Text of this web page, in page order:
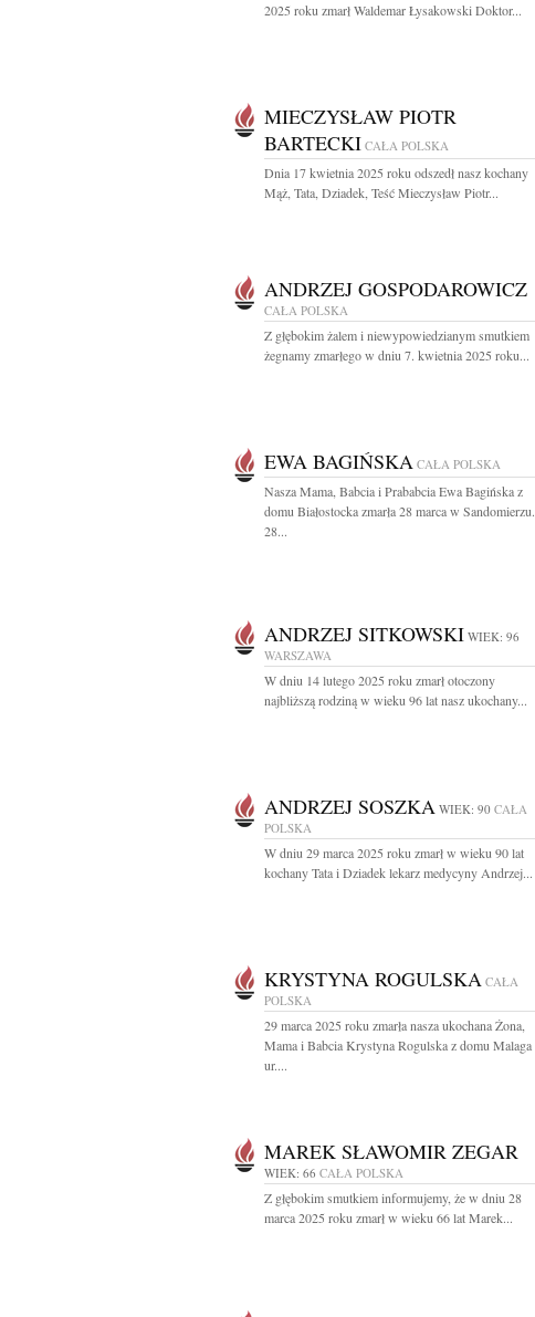
2025 roku zmarł Waldemar Łysakowski Doktor...
MIECZYSŁAW PIOTR
BARTECKI CAŁA POLSKA
Dnia 17 kwietnia 2025 roku odszedł nasz kochany
Mąż, Tata, Dziadek, Teść Mieczysław Piotr...
ANDRZEJ GOSPODAROWICZ
CAŁA POLSKA
Z głębokim żalem i niewypowiedzianym smutkiem
żegnamy zmarłego w dniu 7. kwietnia 2025 roku...
EWA BAGIŃSKA CAŁA POLSKA
Nasza Mama, Babcia i Prababcia Ewa Bagińska z
domu Białostocka zmarła 28 marca w Sandomierzu.
28...
ANDRZEJ SITKOWSKI WIEK: 96
WARSZAWA
W dniu 14 lutego 2025 roku zmarł otoczony
najbliższą rodziną w wieku 96 lat nasz ukochany...
ANDRZEJ SOSZKA WIEK: 90 CAŁA
POLSKA
W dniu 29 marca 2025 roku zmarł w wieku 90 lat
kochany Tata i Dziadek lekarz medycyny Andrzej...
KRYSTYNA ROGULSKA CAŁA
POLSKA
29 marca 2025 roku zmarła nasza ukochana Żona,
Mama i Babcia Krystyna Rogulska z domu Malaga
ur....
MAREK SŁAWOMIR ZEGAR
WIEK: 66 CAŁA POLSKA
Z głębokim smutkiem informujemy, że w dniu 28
marca 2025 roku zmarł w wieku 66 lat Marek...